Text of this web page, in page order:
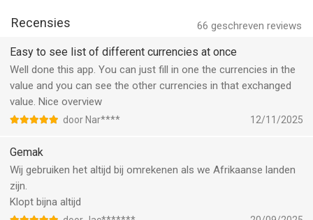
66 geschreven reviews
Recensies
Easy to see list of different currencies at once
Well done this app. You can just fill in one the currencies in the
value and you can see the other currencies in that exchanged
value. Nice overview
door Nar**** 12/11/2025
Gemak
Wij gebruiken het altijd bij omrekenen als we Afrikaanse landen
zijn.
Klopt bijna altijd